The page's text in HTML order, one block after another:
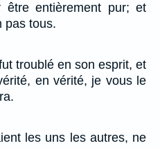
entièrement pur; et
pas tous.
troublé en son esprit, et
en vérité, je vous le
les uns les autres, ne